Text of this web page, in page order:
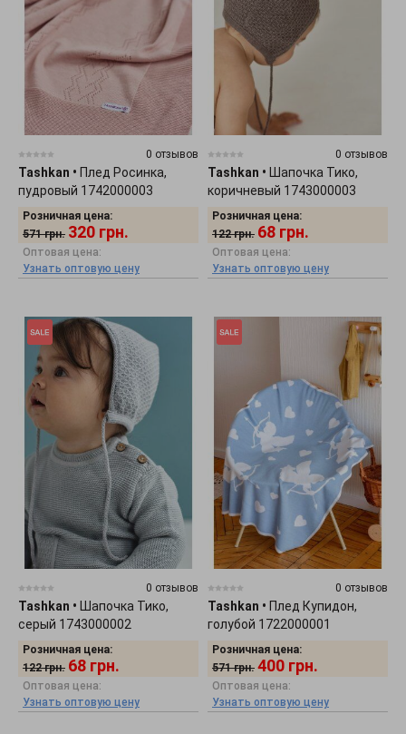
0 отзывов
Tashkan • Плед Росинка,
пудровый 1742000003
Розничная цена:
571 грн. 320 грн.
Оптовая цена:
Узнать оптовую цену
0 отзывов
Tashkan •
Шапочка Тико,
коричневый 1743000003
Розничная цена:
122 грн. 68 грн.
Оптовая цена:
Узнать оптовую цену
0 отзывов
Tashkan •
Шапочка Тико,
серый 1743000002
Розничная цена:
122 грн. 68 грн.
Оптовая цена:
Узнать оптовую цену
0 отзывов
Tashkan • Плед Купидон,
голубой 1722000001
Розничная цена:
571 грн. 400 грн.
Оптовая цена:
Узнать оптовую цену